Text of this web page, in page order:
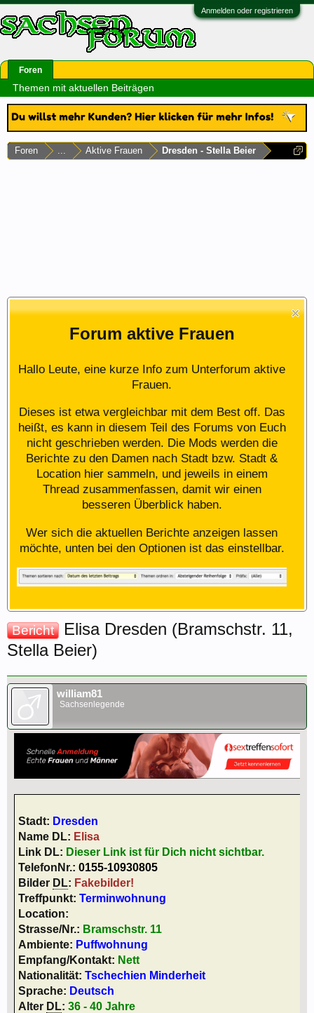
Anmelden oder registrieren
Foren ... Aktive Frauen Dresden - Stella Beier
Forum aktive Frauen
Hallo Leute, eine kurze Info zum Unterforum aktive
Frauen.
Dieses ist etwa vergleichbar mit dem Best off. Das
heißt, es kann in diesem Teil des Forums von Euch
nicht geschrieben werden. Die Mods werden die
Berichte zu den Damen nach Stadt bzw. Stadt &
Location hier sammeln, und jeweils in einem
Thread zusammenfassen, damit wir einen
besseren Überblick haben.
Wer sich die aktuellen Berichte anzeigen lassen
möchte, unten bei den Optionen ist das einstellbar.
Bericht
Elisa Dresden (Bramschstr. 11,
Stella Beier)
william81
Sachsenlegende
Stadt: Dresden
Name DL: Elisa
Link DL: Dieser Link ist für Dich nicht sichtbar.
TelefonNr.: 0155-10930805
Bilder DL: Fakebilder!
Treffpunkt: Terminwohnung
Location:
Strasse/Nr.: Bramschstr. 11
Ambiente: Puffwohnung
Empfang/Kontakt: Nett
Nationalität: Tschechien Minderheit
Sprache: Deutsch
Alter DL: 36 - 40 Jahre
Foren
Themen mit aktuellen Beiträgen